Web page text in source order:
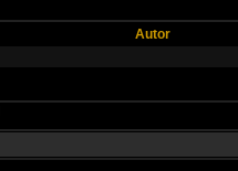
Autor